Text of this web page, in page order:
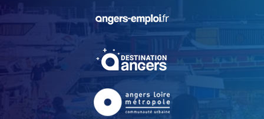
, Ouvre une nouvelle
, Ouvre une nouvelle